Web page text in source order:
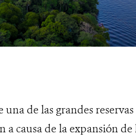
de las grandes
causa de la expansión